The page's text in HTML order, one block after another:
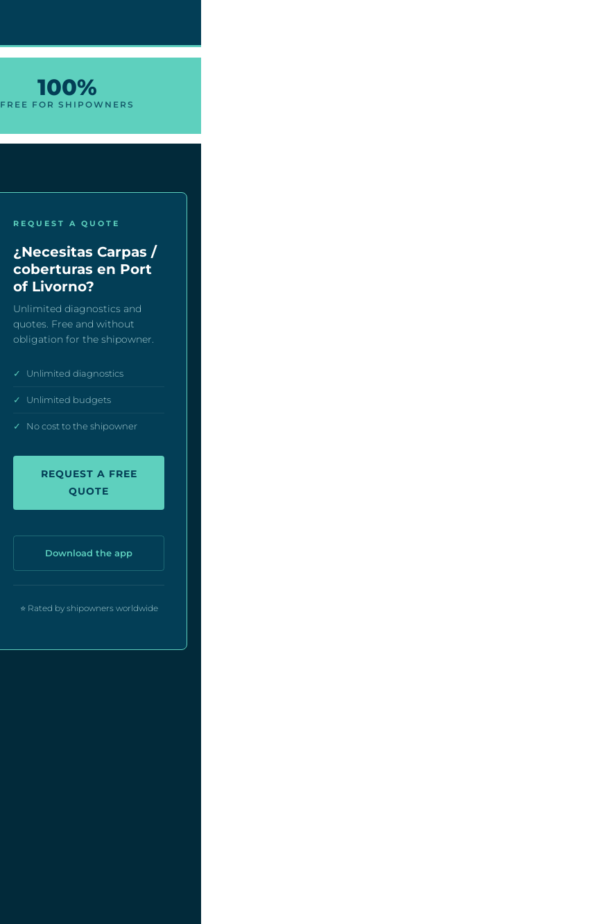
100%
FREE FOR SHIPOWNERS
REQUEST A QUOTE
¿Necesitas Carpas /
coberturas en Port
of Livorno?
Unlimited diagnostics and
quotes. Free and without
obligation for the shipowner.
✓ Unlimited diagnostics
✓ Unlimited budgets
✓ No cost to the shipowner
REQUEST A FREE
QUOTE
Download the app
⭐ Rated by shipowners worldwide